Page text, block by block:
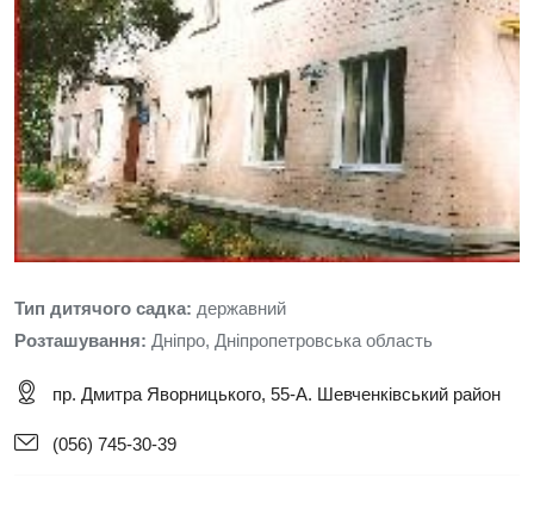
Тип дитячого садка: державний
Розташування: Дніпро, Дніпропетровська область
пр. Дмитра Яворницького, 55-А. Шевченківський район
(056) 745-30-39